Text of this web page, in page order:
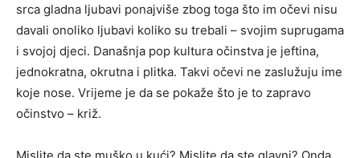
srca gladna ljubavi ponajviše zbog toga što im očevi nisu
davali onoliko ljubavi koliko su trebali – svojim suprugama
i svojoj djeci. Današnja pop kultura očinstva je jeftina,
jednokratna, okrutna i plitka. Takvi očevi ne zaslužuju ime
koje nose. Vrijeme je da se pokaže što je to zapravo
očinstvo – križ.